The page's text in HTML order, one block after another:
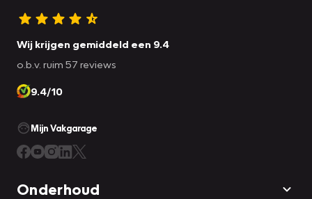
Wij krijgen gemiddeld een 9.4
o.b.v. ruim 57 reviews
9.4/10
Mijn Vakgarage
Onderhoud